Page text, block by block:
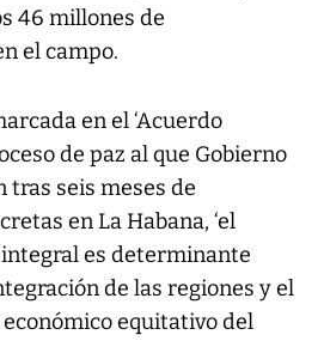
46 millones de
el campo.
en el ‘Acuerdo
de paz al que Gobierno
seis meses de
en La Habana, ‘el
es determinante
de las regiones y el
equitativo del